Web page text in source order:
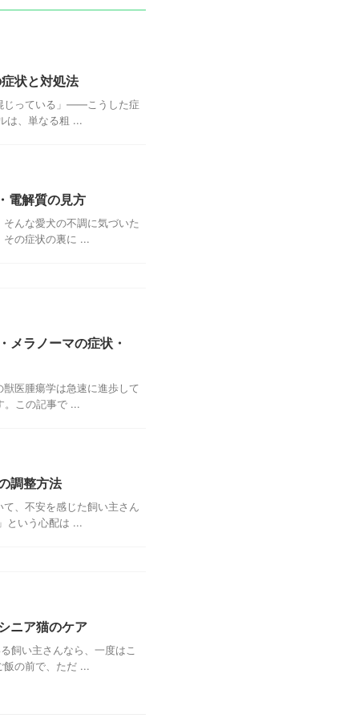
状と対処法
じっている」——こうした症
は、単なる粗 ...
電解質の見方
んな愛犬の不調に気づいた
その症状の裏に ...
メラノーマの症状・
医腫瘍学は急速に進歩して
。この記事で ...
調整方法
、不安を感じた飼い主さん
という心配は ...
ニア猫のケア
飼い主さんなら、一度はこ
飯の前で、ただ ...